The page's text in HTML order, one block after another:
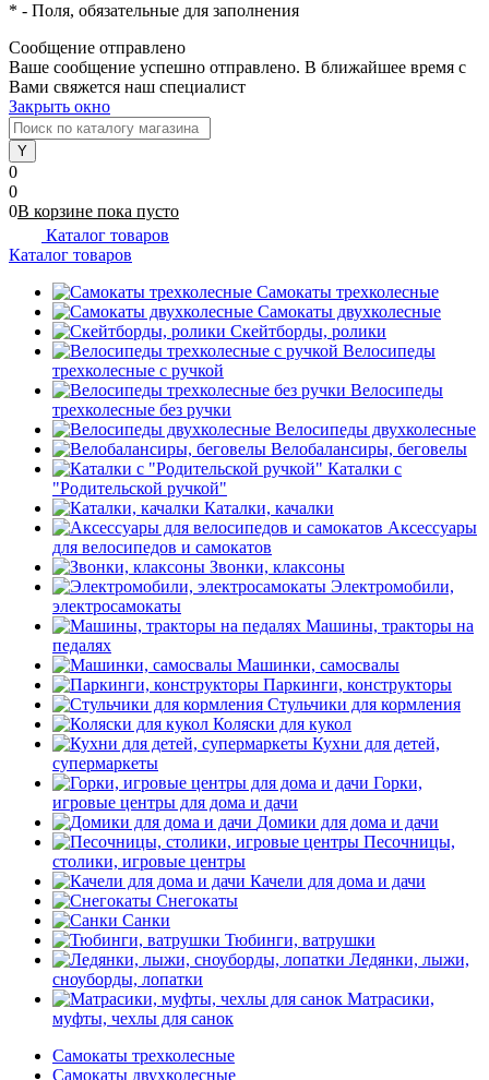
* - Поля, обязательные для заполнения
Сообщение отправлено
Ваше сообщение успешно отправлено. В ближайшее время с
Вами свяжется наш специалист
Закрыть окно
0
0
0В корзине пока пусто
Каталог товаров
Каталог товаров
Самокаты трехколесные
Самокаты двухколесные
Скейтборды, ролики
Велосипеды
трехколесные с ручкой
Велосипеды
трехколесные без ручки
Велосипеды двухколесные
Велобалансиры, беговелы
Каталки с
"Родительской ручкой"
Каталки, качалки
Аксессуары
для велосипедов и самокатов
Звонки, клаксоны
Электромобили,
электросамокаты
Машины, тракторы на
педалях
Машинки, самосвалы
Паркинги, конструкторы
Стульчики для кормления
Коляски для кукол
Кухни для детей,
супермаркеты
Горки,
игровые центры для дома и дачи
Домики для дома и дачи
Песочницы,
столики, игровые центры
Качели для дома и дачи
Снегокаты
Санки
Тюбинги, ватрушки
Ледянки, лыжи,
сноуборды, лопатки
Матрасики,
муфты, чехлы для санок
Самокаты трехколесные
Самокаты двухколесные